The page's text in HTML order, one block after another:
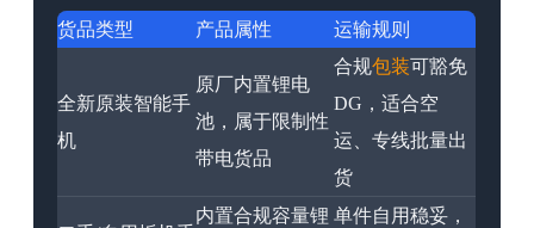
货品类型 产品属性 运输规则
全新原装智能手
机
原厂内置锂电
池，属于限制性
带电货品
合规包装可豁免
DG，适合空
运、专线批量出
货
内置合规容量锂 单件自用稳妥，